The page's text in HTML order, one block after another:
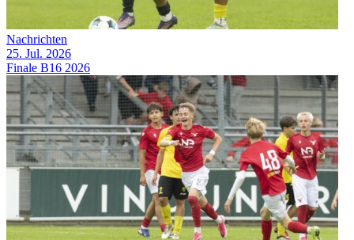
Nachrichten
25. Jul. 2026
Finale B16 2026